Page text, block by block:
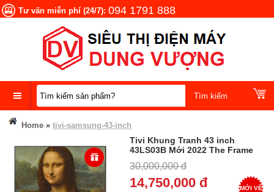
Tư vấn miễn phí (24/7): 094 1791 888
DANH
MỤC
PHẨM
Home » tivi-samsung-43-inch
Tivi Khung Tranh 43 inch
43LS03B Mới 2022 The Frame
Tại Điện Máy Dung Vượng, Trả
góp 0%
30,000,000 đ
14,750,000 đ MỚI VỀ